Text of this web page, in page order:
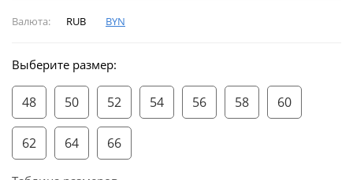
Валюта: RUB BYN
Выберите размер:
48 50 52 54 56 58 60
62 64 66